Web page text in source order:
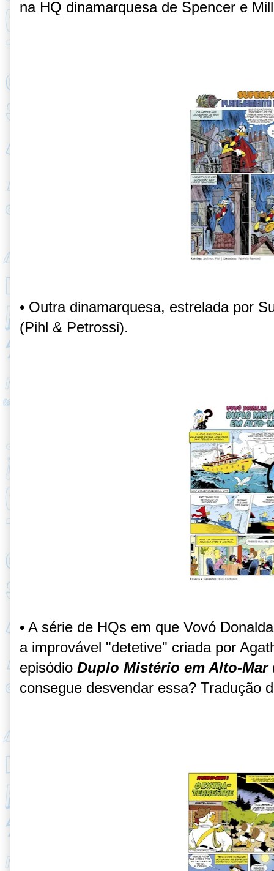
na HQ dinamarquesa de Spencer e
• Outra dinamarquesa, estrelada por
(Pihl & Petrossi).
• A série de HQs em que Vovó
a improvável "detetive" criada por
episódio Duplo Mistério em Alto-Mar
consegue desvendar essa? Tradução